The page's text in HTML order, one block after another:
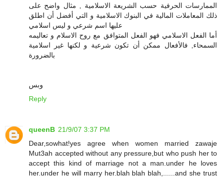
الممارسات الحرفية حسب الشريعة الاسلامية , مثال واضح على
ذلك المعاملات المالية في البنوك الاسلامية و التي أفضل أن اطلق
عليها اسم شرعي و ليس اسلامي
أما الفعل الاسلامي فهو الفعل المتوافق مع روح الاسلام و تعاليمه
السمحاء, فالأفعال ممكن أن تكون شرعية و لكنها غير اسلامية
بالضرورة
وبس
Reply
queenB 21/9/07 3:37 PM
Dear,sowhat!yes agree when women married zawaje
Mut3ah accepted without any pressure,but who push her to
accept this kind of marriage not a man.under he loves
her.under he will marry her.blah blah blah,......and she trust